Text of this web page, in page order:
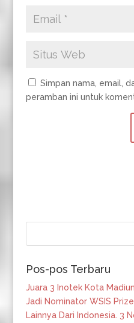
Simpan nama, email,
peramban ini untuk
Pos-pos Terbaru
Juara 3 Inotek Kota
Jadi Nominator WSIS
Lainnya Dari Indonesia. 3